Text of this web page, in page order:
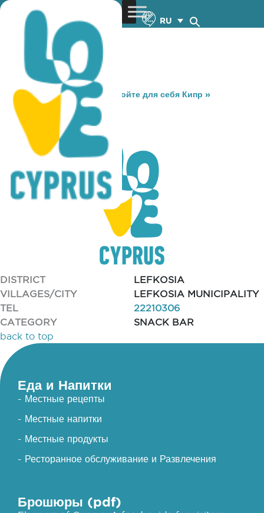
RU
You are here: Home »Откройте для себя Кипр »
Gastronomy
» MIX N’ MALT
MIX N’ MALT
DISTRICT
LEFKOSIA
VILLAGES/CITY
LEFKOSIA MUNICIPALITY
TEL
22210306
CATEGORY
SNACK BAR
back to top
Еда и Напитки
- Местные рецепты
- Местные напитки
- Местные продукты
- Ресторанное обслуживание и Развлечения
Брошюры (pdf)